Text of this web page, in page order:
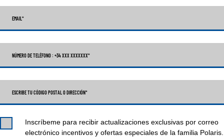
EMAIL*
NÚMERO DE TELÉFONO : +34 XXX XXXXXXX*
ESCRIBE TU CÓDIGO POSTAL O DIRECCIÓN*
Inscríbeme para recibir actualizaciones exclusivas por correo
electrónico incentivos y ofertas especiales de la familia Polaris.